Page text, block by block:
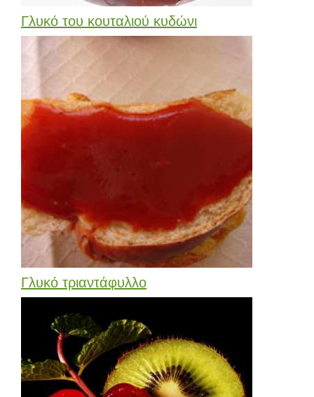
Γλυκό του κουταλιού κυδώνι
Γλυκό τριαντάφυλλο